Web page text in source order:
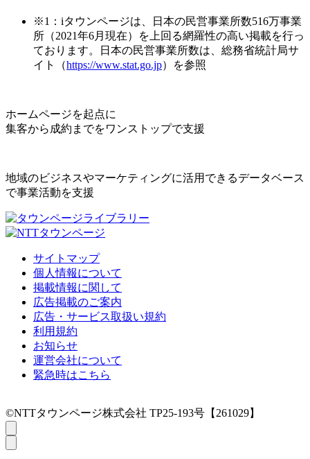
※1：iタウンページは、日本の民営事業所数516万事業
所（2021年6月現在）を上回る網羅性の高い掲載を行っ
ております。日本の民営事業所数は、総務省統計局サ
イト（https://www.stat.go.jp）を参照
ホームページを起点に
集客から成約までをワンストップで支援
地域のビジネスやマーケティングに活用できるデータベース
で事業活動を支援
サイトマップ
個人情報について
掲載情報に関して
広告掲載のご案内
広告・サービス取扱い規約
利用規約
お知らせ
運営会社について
緊急時はこちら
©NTTタウンページ株式会社 TP25-193号【261029】